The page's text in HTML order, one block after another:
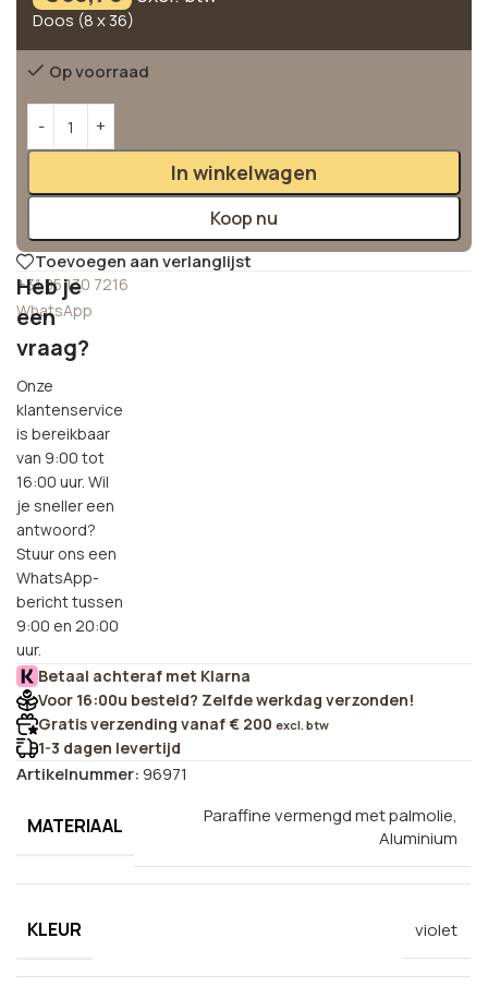
Doos (8 x 36)
Op voorraad
In winkelwagen
Koop nu
Toevoegen aan verlanglijst
+31 85 130 7216
WhatsApp
Heb je
een
vraag?
Onze
klantenservice
is bereikbaar
van 9:00 tot
16:00 uur. Wil
je sneller een
antwoord?
Stuur ons een
WhatsApp-
bericht tussen
9:00 en 20:00
uur.
Betaal achteraf met Klarna
Voor 16:00u besteld? Zelfde werkdag verzonden!
Gratis verzending vanaf € 200 excl. btw
1-3 dagen levertijd
Artikelnummer: 96971
MATERIAAL
Paraffine vermengd met palmolie,
Aluminium
KLEUR violet